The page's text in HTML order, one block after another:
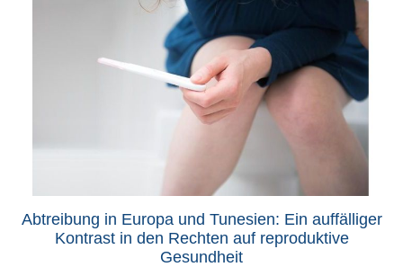
Abtreibung in Europa und Tunesien: Ein auffälliger
Kontrast in den Rechten auf reproduktive
Gesundheit